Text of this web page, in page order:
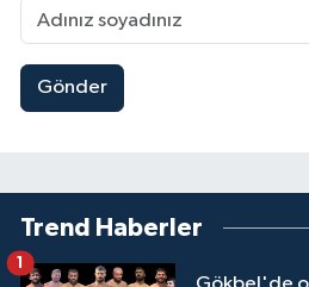
Gönder
Trend Haberler
1